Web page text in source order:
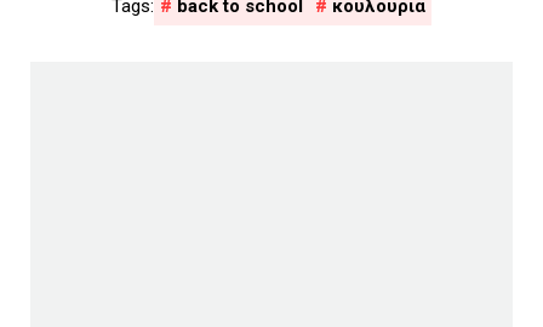
back to school κουλουρια